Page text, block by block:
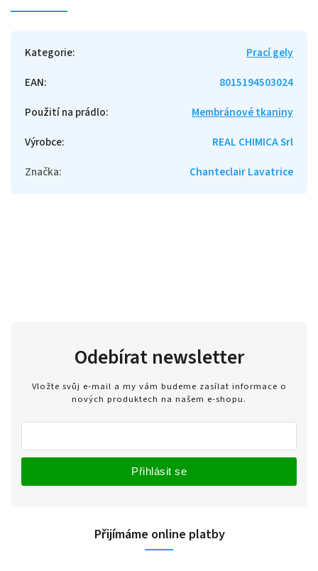
Kategorie:
Prací gely
EAN:
8015194503024
Použití na prádlo:
Membránové tkaniny
Výrobce:
REAL CHIMICA Srl
Značka: Chanteclair Lavatrice
Odebírat newsletter
Vložte svůj e-mail a my vám budeme zasílat informace o
nových produktech na našem e-shopu.
Přihlásit se
Přijímáme online platby